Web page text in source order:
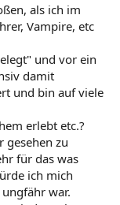
als ich im
Vampire, etc
und vor ein
damit
und bin auf viele
erlebt etc.?
gesehen zu
für das was
ich mich
war.